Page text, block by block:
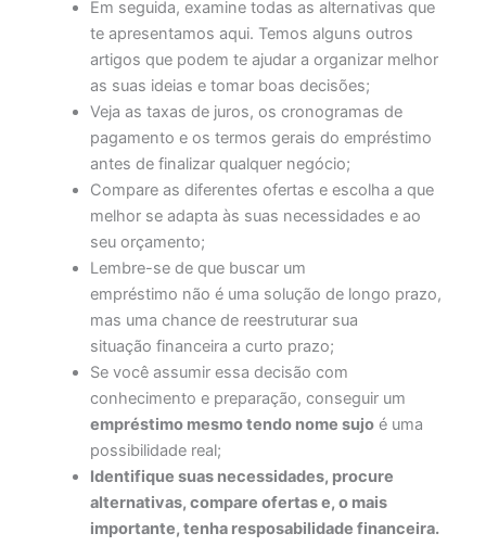
Em seguida, examine todas as alternativas que
te apresentamos aqui. Temos alguns outros
artigos que podem te ajudar a organizar melhor
as suas ideias e tomar boas decisões;
Veja as taxas de juros, os cronogramas de
pagamento e os termos gerais do empréstimo
antes de finalizar qualquer negócio;
Compare as diferentes ofertas e escolha a que
melhor se adapta às suas necessidades e ao
seu orçamento;
Lembre-se de que buscar um
empréstimo não é uma solução de longo prazo,
mas uma chance de reestruturar sua
situação financeira a curto prazo;
Se você assumir essa decisão com
conhecimento e preparação, conseguir um
empréstimo mesmo tendo nome sujo é uma
possibilidade real;
Identifique suas necessidades, procure
alternativas, compare ofertas e, o mais
importante, tenha resposabilidade financeira.